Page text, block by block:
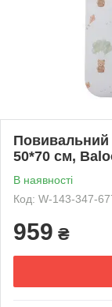
Повивальний
50*70 см,
В наявності
Код: W-143-347-
959 ₴